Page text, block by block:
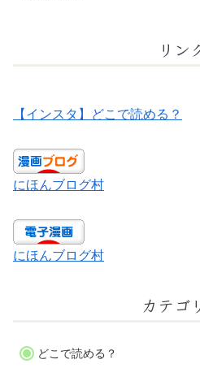
リン
【インスタ】どこで読める？
にほんブログ村
にほんブログ村
カテゴ
どこで読める？